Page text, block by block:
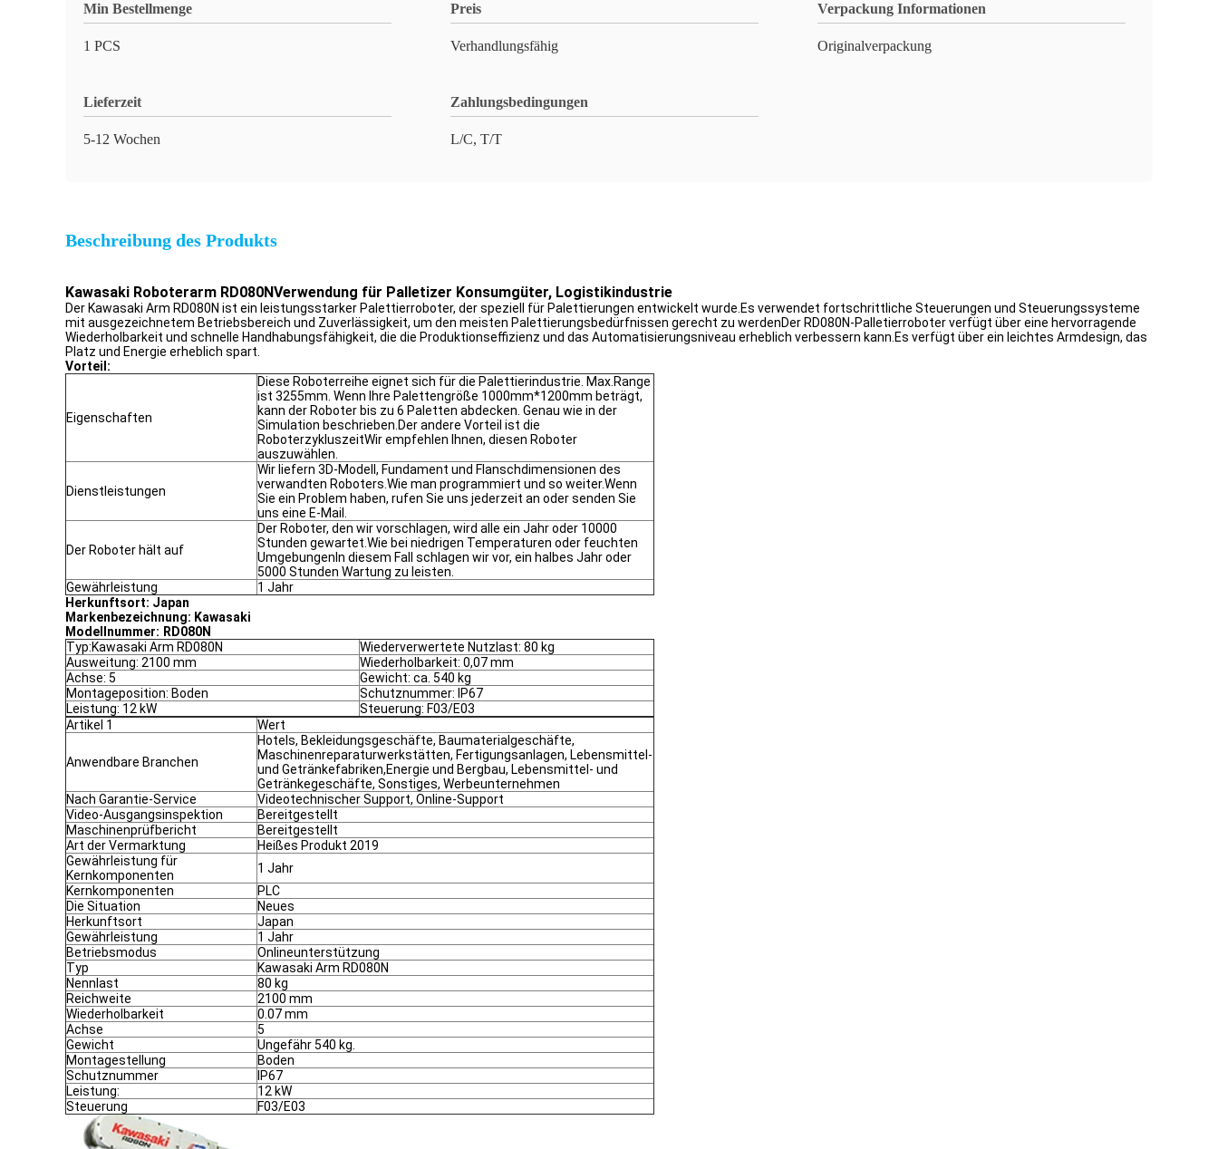
Min Bestellmenge
1 PCS
Preis
Verhandlungsfähig
Verpackung Informationen
Originalverpackung
Lieferzeit
5-12 Wochen
Zahlungsbedingungen
L/C, T/T
Beschreibung des Produkts
Kawasaki Roboterarm RD080NVerwendung für Palletizer Konsumgüter, Logistikindustrie
Der Kawasaki Arm RD080N ist ein leistungsstarker Palettierroboter, der speziell für Palettierungen entwickelt wurde.Es verwendet fortschrittliche Steuerungen und Steuerungssysteme
mit ausgezeichnetem Betriebsbereich und Zuverlässigkeit, um den meisten Palettierungsbedürfnissen gerecht zu werdenDer RD080N-Palletierroboter verfügt über eine hervorragende
Wiederholbarkeit und schnelle Handhabungsfähigkeit, die die Produktionseffizienz und das Automatisierungsniveau erheblich verbessern kann.Es verfügt über ein leichtes Armdesign, das
Platz und Energie erheblich spart.
Vorteil:
Eigenschaften
Diese Roboterreihe eignet sich für die Palettierindustrie. Max.Range
ist 3255mm. Wenn Ihre Palettengröße 1000mm*1200mm beträgt,
kann der Roboter bis zu 6 Paletten abdecken. Genau wie in der
Simulation beschrieben.Der andere Vorteil ist die
RoboterzykluszeitWir empfehlen Ihnen, diesen Roboter
auszuwählen.
Dienstleistungen
Wir liefern 3D-Modell, Fundament und Flanschdimensionen des
verwandten Roboters.Wie man programmiert und so weiter.Wenn
Sie ein Problem haben, rufen Sie uns jederzeit an oder senden Sie
uns eine E-Mail.
Der Roboter hält auf
Der Roboter, den wir vorschlagen, wird alle ein Jahr oder 10000
Stunden gewartet.Wie bei niedrigen Temperaturen oder feuchten
UmgebungenIn diesem Fall schlagen wir vor, ein halbes Jahr oder
5000 Stunden Wartung zu leisten.
Gewährleistung
1 Jahr
Herkunftsort: Japan
Markenbezeichnung: Kawasaki
Modellnummer: RD080N
Typ:Kawasaki Arm RD080N
Wiederverwertete Nutzlast: 80 kg
Ausweitung: 2100 mm
Wiederholbarkeit: 0,07 mm
Achse: 5
Gewicht: ca. 540 kg
Montageposition: Boden
Schutznummer: IP67
Leistung: 12 kW
Steuerung: F03/E03
Artikel 1
Wert
Anwendbare Branchen
Hotels, Bekleidungsgeschäfte, Baumaterialgeschäfte,
Maschinenreparaturwerkstätten, Fertigungsanlagen, Lebensmittel-
und Getränkefabriken,Energie und Bergbau, Lebensmittel- und
Getränkegeschäfte, Sonstiges, Werbeunternehmen
Nach Garantie-Service
Videotechnischer Support, Online-Support
Video-Ausgangsinspektion
Bereitgestellt
Maschinenprüfbericht
Bereitgestellt
Art der Vermarktung
Heißes Produkt 2019
Gewährleistung für
Kernkomponenten
1 Jahr
Kernkomponenten
PLC
Die Situation
Neues
Herkunftsort
Japan
Gewährleistung
1 Jahr
Betriebsmodus
Onlineunterstützung
Typ
Kawasaki Arm RD080N
Nennlast
80 kg
Reichweite
2100 mm
Wiederholbarkeit
0.07 mm
Achse
5
Gewicht
Ungefähr 540 kg.
Montagestellung
Boden
Schutznummer
IP67
Leistung:
12 kW
Steuerung
F03/E03